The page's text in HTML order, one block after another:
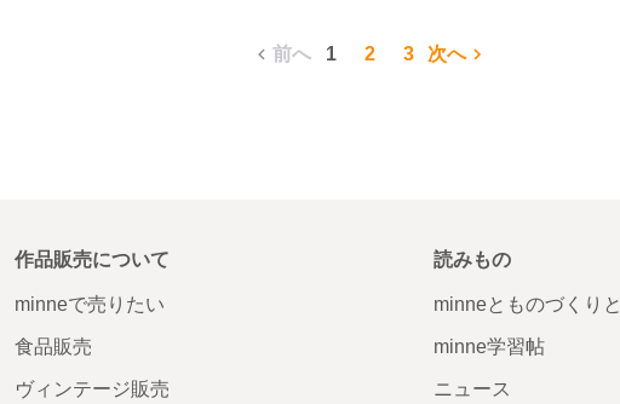
前へ 1 2 3 次へ
作品販売について
minneで売りたい
食品販売
ヴィンテージ販売
読みもの
minneとものづくりと
minne学習帖
ニュース